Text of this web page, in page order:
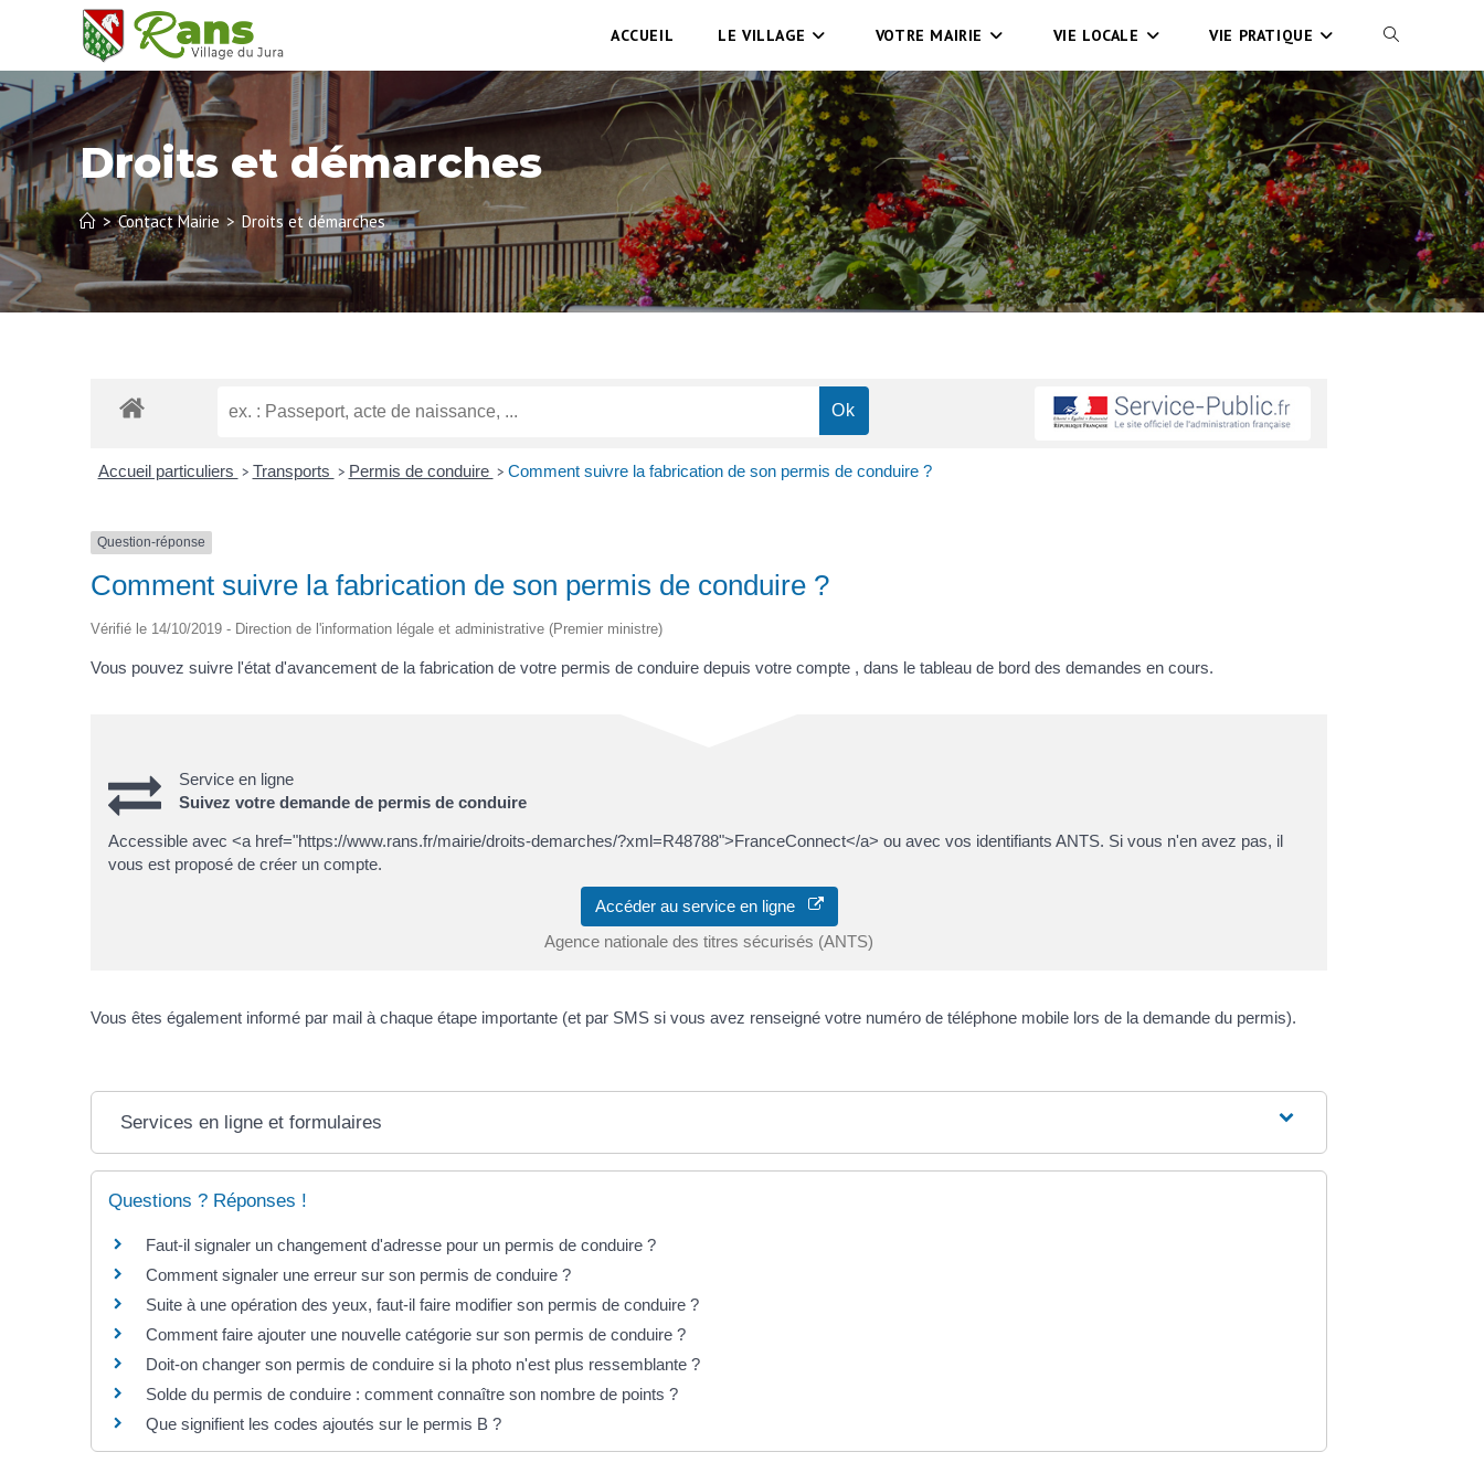
ACCUEIL LE VILLAGE VOTRE MAIRIE VIE LOCALE VIE PRATIQUE
Droits et démarches
> Contact Mairie > Droits et démarches
Accueil particuliers > Transports > Permis de conduire > Comment suivre la fabrication de son permis de conduire ?
Question-réponse
Comment suivre la fabrication de son permis de conduire ?
Vérifié le 14/10/2019 - Direction de l'information légale et administrative (Premier ministre)
Vous pouvez suivre l'état d'avancement de la fabrication de votre permis de conduire depuis votre compte , dans le tableau de bord des demandes en cours.
Service en ligne
Suivez votre demande de permis de conduire
Accessible avec <a href="https://www.rans.fr/mairie/droits-demarches/?xml=R48788">FranceConnect</a> ou avec vos identifiants ANTS. Si vous n'en avez pas, il
vous est proposé de créer un compte.
Accéder au service en ligne
Agence nationale des titres sécurisés (ANTS)
Vous êtes également informé par mail à chaque étape importante (et par SMS si vous avez renseigné votre numéro de téléphone mobile lors de la demande du permis).
Services en ligne et formulaires
Questions ? Réponses !
Faut-il signaler un changement d'adresse pour un permis de conduire ?
Comment signaler une erreur sur son permis de conduire ?
Suite à une opération des yeux, faut-il faire modifier son permis de conduire ?
Comment faire ajouter une nouvelle catégorie sur son permis de conduire ?
Doit-on changer son permis de conduire si la photo n'est plus ressemblante ?
Solde du permis de conduire : comment connaître son nombre de points ?
Que signifient les codes ajoutés sur le permis B ?